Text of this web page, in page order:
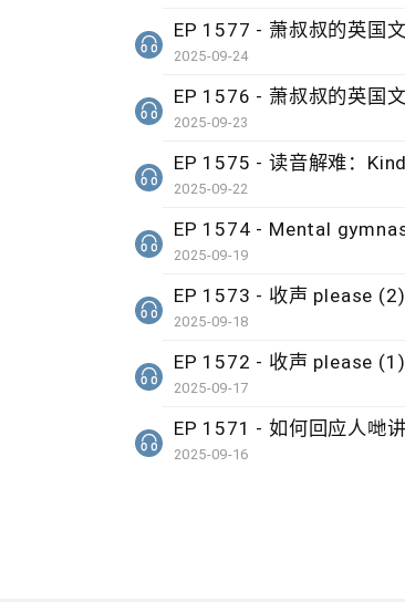
EP 1577 - 萧叔叔的英国
2025-09-24
EP 1576 - 萧叔叔的英国
2025-09-23
EP 1575 - 读音解难：Kind
2025-09-22
EP 1574 - Mental
2025-09-19
EP 1573 - 收声 please (2)
2025-09-18
EP 1572 - 收声 please (1)
2025-09-17
EP 1571 - 如何回应人哋
2025-09-16